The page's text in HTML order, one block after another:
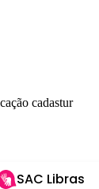
SAC Libras